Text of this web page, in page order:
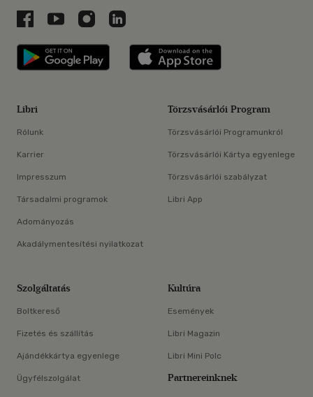
Libri a Facebookon
Libri a Youtube-on
Libri az Instagramon
Libri a LinkedInen
Libri applikáció Szerezd meg: Google
Libri
Rólunk
Karrier
Impresszum
Társadalmi programok
Adományozás
Akadálymentesítési nyilatkozat
Törzsvásárlói Program
Törzsvásárlói Programunkról
Törzsvásárlói Kártya egyenlege
Törzsvásárlói szabályzat
Libri App
Szolgáltatás
Boltkereső
Fizetés és szállítás
Ajándékkártya egyenlege
Ügyfélszolgálat
Kultúra
Események
Libri Magazin
Libri Mini Polc
Partnereinknek